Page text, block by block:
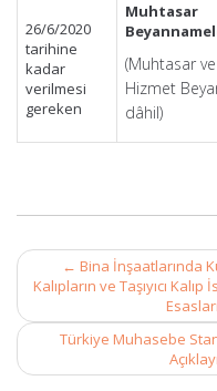
26/6/2020
tarihine
kadar
verilmesi
gereken
Muhtasar
(Muhtasar
Hizmet
dâhil)
Post
navigation
← Bina İnşaatlarında
Kalıpların ve Taşıyıcı
Türkiye Muhasebe